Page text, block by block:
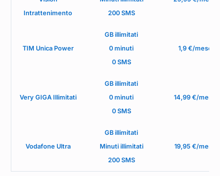
Intrattenimento
200 SMS
TIM Unica Power
GB illimitati
0 minuti
0 SMS
1,9 €/mese
Very GIGA Illimitati
GB illimitati
0 minuti
0 SMS
14,99 €/mese
Vodafone Ultra
GB illimitati
Minuti illimitati
200 SMS
19,95 €/mese